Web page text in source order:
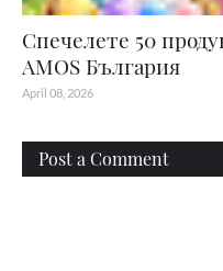
Спечелете 50
AMOS България
April 08, 2026
Post a Comment